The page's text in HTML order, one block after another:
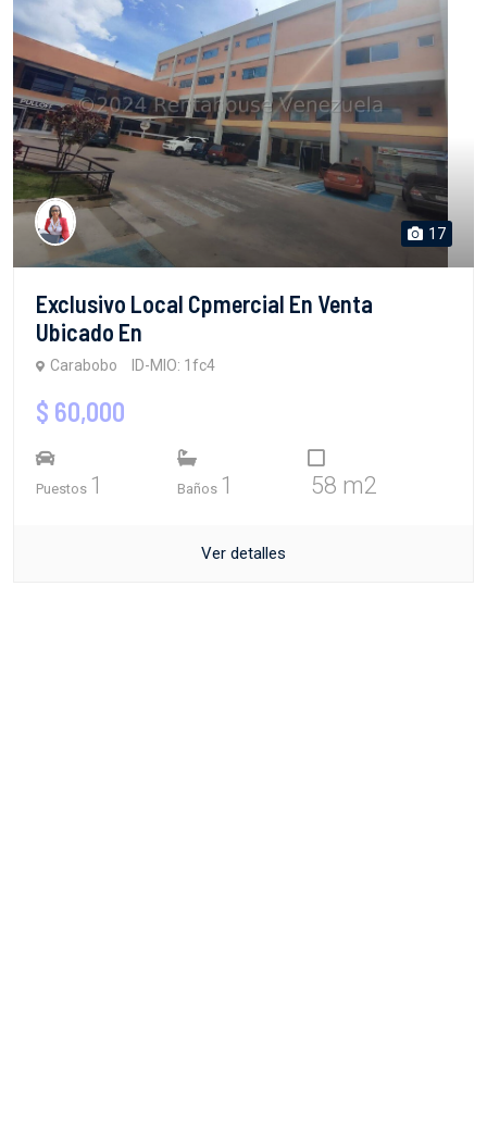
17
Exclusivo Local Cpmercial En Venta
Ubicado En
Carabobo ID-MIO: 1fc4
$ 60,000
Puestos 1 Baños 1 58 m2
Ver detalles